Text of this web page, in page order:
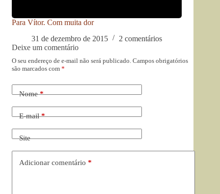
Para Vítor. Com muita dor
31 de dezembro de 2015
2 comentários
Deixe um comentário
O seu endereço de e-mail não será publicado. Campos obrigatórios
são marcados com *
Nome*
E-mail*
Site
Adicionar comentário *